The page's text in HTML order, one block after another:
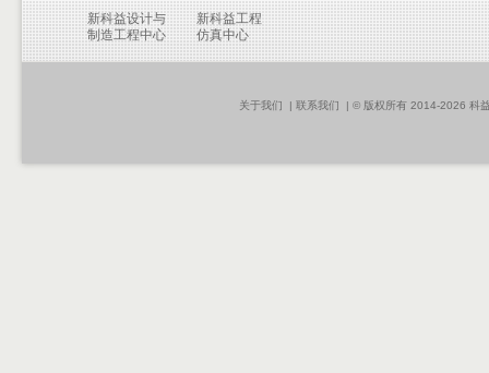
新科益设计与
制造工程中心
新科益工程
仿真中心
关于我们 | 联系我们 | © 版权所有 2014-2026 科